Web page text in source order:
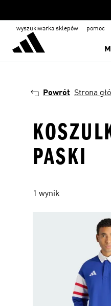
wyszukiwarka sklepów pomoc
Powrót Strona
PASKI
1 wynik